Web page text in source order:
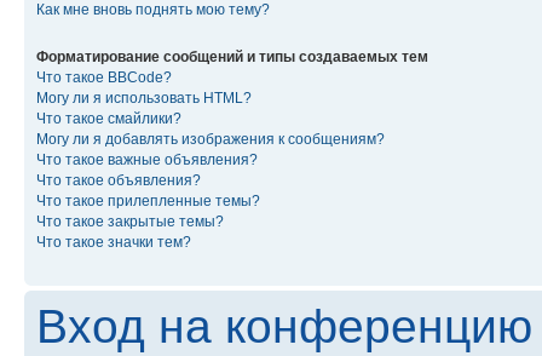
Как мне вновь поднять мою тему?
Форматирование сообщений и типы создаваемых тем
Что такое BBCode?
Могу ли я использовать HTML?
Что такое смайлики?
Могу ли я добавлять изображения к сообщениям?
Что такое важные объявления?
Что такое объявления?
Что такое прилепленные темы?
Что такое закрытые темы?
Что такое значки тем?
Вход на конференцию